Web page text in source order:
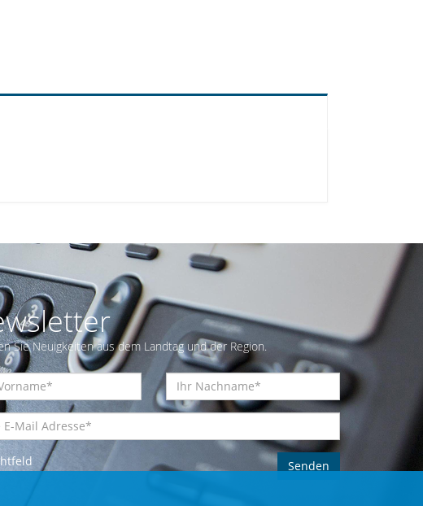
Sie Neuigkeiten aus dem Landtag und der Region.